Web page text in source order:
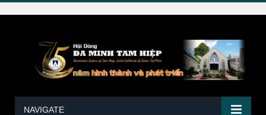
NAVIGATE